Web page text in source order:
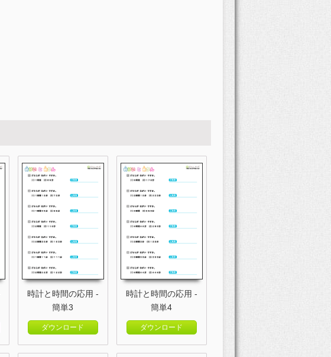
時計と時間の応用 -
簡単3
ダウンロード
時計と時間の応用 -
簡単4
ダウンロード